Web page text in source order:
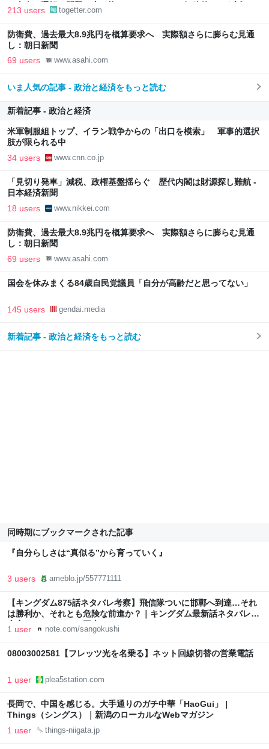
と本人の選択の問題に書き換えるのはあまりに短絡的という話
213 users togetter.com
防衛費、過去最大8.9兆円を概算要求へ 実際額さらに膨らむ見通
し：朝日新聞
69 users www.asahi.com
いま人気の記事 - 政治と経済をもっと読む
新着記事 - 政治と経済
米軍制服組トップ、イラン戦争からの「出口を模索」 軍事的選択
肢が限られる中
34 users www.cnn.co.jp
「見切り発車」減税、政権基盤揺らぐ 歴代内閣は財源探し難航 -
日本経済新聞
18 users www.nikkei.com
防衛費、過去最大8.9兆円を概算要求へ 実際額さらに膨らむ見通
し：朝日新聞
69 users www.asahi.com
国会を休みまくる84歳自民党議員「自分が高齢だと思ってない」
145 users gendai.media
新着記事 - 政治と経済をもっと読む
同時期にブックマークされた記事
『自分らしさは“真似る”から育っていく』
3 users ameblo.jp/557771111
【キングダム875話ネタバレ考察】飛信隊ついに邯鄲へ到達…それ
は勝利か、それとも危険な前進か？｜キングダム最新話ネタバレ考
察室｜はじめての三国志
1 user note.com/sangokushi
08003002581【フレッツ光を名乗る】ネット回線切替の営業電話
1 user plea5station.com
長岡で、中国を感じる。大手通りのガチ中華「HaoGui」 |
Things（シングス）｜新潟のローカルなWebマガジン
1 user things-niigata.jp